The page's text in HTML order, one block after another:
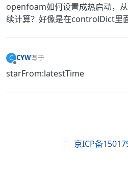
openfoam如何设置成热启动，
续计算？好像是在controlDict里
C CYW写于
最后由 编辑
starFrom:latestTime
京ICP备